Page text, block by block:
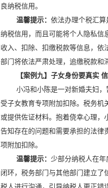
良纳税信用。
温馨提示： 依法办理个税汇
纳税信用，而且可能将个人隐私信
收入、扣除、扣缴税款等信息，
部门将依法严肃处理，追缴税款
【案例九】子女身份要真实
小冯和小陈是一对新婚夫妇
受子女教育专项附加扣除。税务
或提供佐证材料。抱着侥幸心理
告知存在的问题和需要承担的法
项附加扣除。
温馨提示： 少部分纳税人在
闭环，税务部门与其他部门建立
税人进行沟通，引导纳税人更正